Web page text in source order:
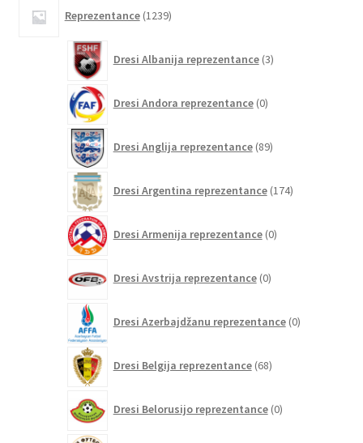
Reprezentance 1239izdelkov
Dresi Albanija reprezentance 3izdelki
Dresi Andora reprezentance 0izdelkov
Dresi Anglija reprezentance 89izdelkov
Dresi Argentina reprezentance 174izdelkov
Dresi Armenija reprezentance 0izdelkov
Dresi Avstrija reprezentance 0izdelkov
Dresi Azerbajdžanu reprezentance 0izdelkov
Dresi Belgija reprezentance 68izdelkov
Dresi Belorusijo reprezentance 0izdelkov